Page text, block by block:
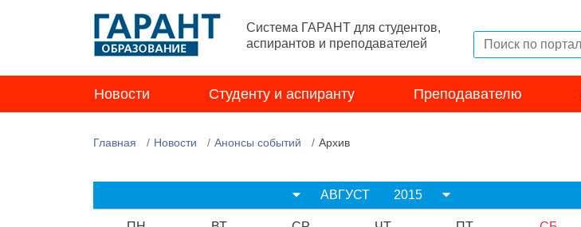
Система ГАРАНТ для студентов,
аспирантов и преподавателей
Новости Студенту и аспиранту Преподавателю
Главная Новости Анонсы событий Архив
АВГУСТ 2015